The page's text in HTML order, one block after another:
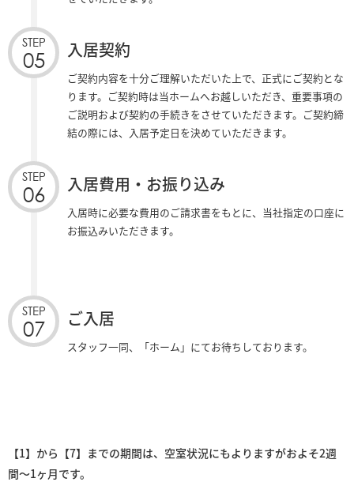
STEP
05 入居契約
ご契約内容を十分ご理解いただいた上で、正式にご契約とな
ります。ご契約時は当ホームへお越しいただき、重要事項の
ご説明および契約の手続きをさせていただきます。ご契約締
結の際には、入居予定日を決めていただきます。
STEP
06 入居費用・お振り込み
入居時に必要な費用のご請求書をもとに、当社指定の口座に
お振込みいただきます。
STEP
07 ご入居
スタッフ一同、「ホーム」にてお待ちしております。
【1】から【7】までの期間は、空室状況にもよりますがおよそ2週
間～1ヶ月です。